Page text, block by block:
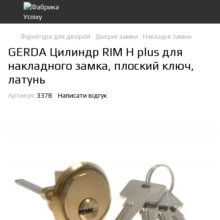
Фурнітура для дверей Дверні замки Накладні замки
GERDA Цилиндр RIM H plus для
накладного замка, плоский ключ,
латунь
Артикул: 3378 Написати відгук